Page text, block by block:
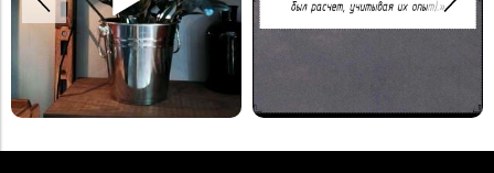
Деревянная модульная полка в
систему стеллажей Woody.
#деревяннаямебель